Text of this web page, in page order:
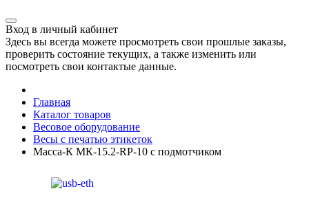
Вход в личный кабинет
Здесь вы всегда можете просмотреть свои прошлые заказы,
проверить состояние текущих, а также изменить или
посмотреть свои контактые данные.
Главная
Каталог товаров
Весовое оборудование
Весы с печатью этикеток
Масса-К МК-15.2-RP-10 с подмотчиком